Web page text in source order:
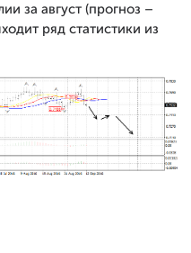
за август (прогноз –
ряд статистики из